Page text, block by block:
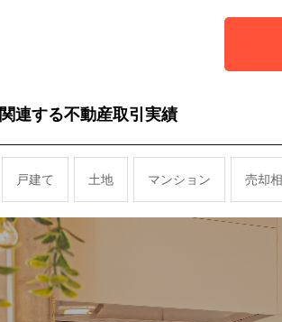
関連する不動産取引実績
戸建て 土地 マンション 売却